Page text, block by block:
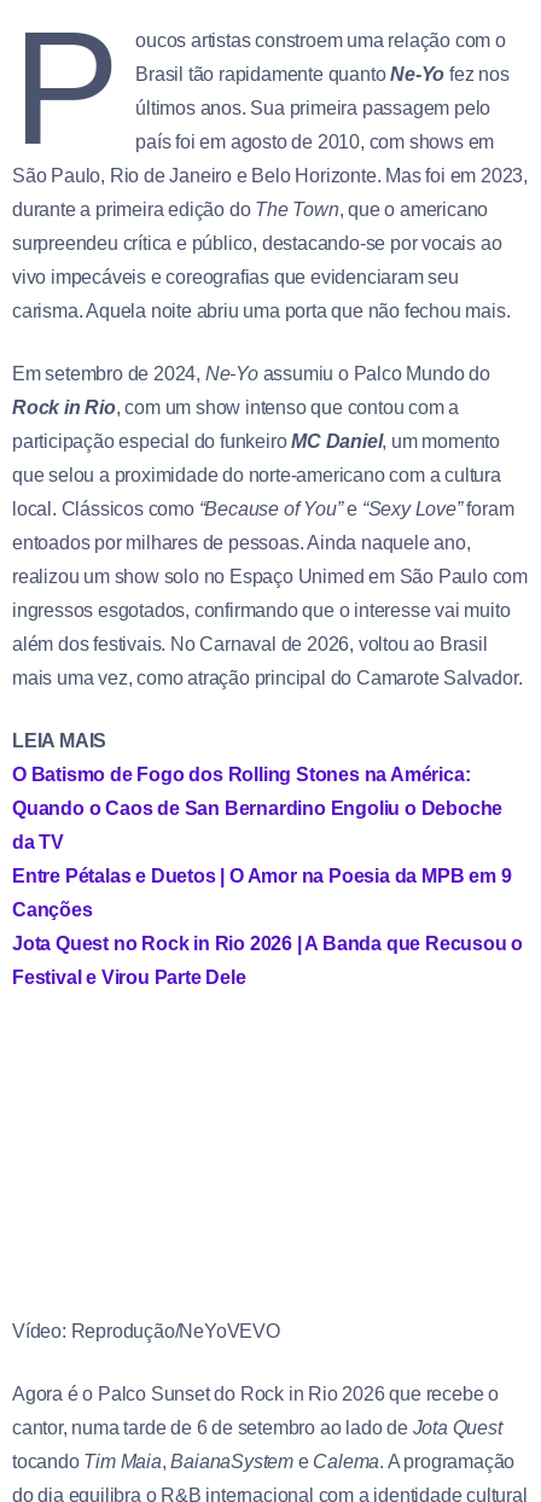
P
oucos artistas constroem uma relação com o
Brasil tão rapidamente quantoNe-Yo fez nos
últimos anos. Sua primeira passagem pelo
país foi em agosto de 2010, com shows em
São Paulo, Rio de Janeiro e Belo Horizonte. Mas foi em 2023,
durante a primeira edição do The Town, que o americano
surpreendeu crítica e público, destacando-se por vocais ao
vivo impecáveis e coreografias que evidenciaram seu
carisma. Aquela noite abriu uma porta que não fechou mais.
Em setembro de 2024, Ne-Yoassumiu o Palco Mundo do
Rock in Rio, com um show intenso que contou com a
participação especial do funkeiroMC Daniel, um momento
que selou a proximidade do norte-americano com a cultura
local. Clássicos como “Because of You”e “Sexy Love”foram
entoados por milhares de pessoas. Ainda naquele ano,
realizou um show solo no Espaço Unimed em São Paulo com
ingressos esgotados, confirmando que o interesse vai muito
além dos festivais. No Carnaval de 2026, voltou ao Brasil
mais uma vez, como atração principal do Camarote Salvador.
LEIA MAIS
O Batismo de Fogo dos Rolling Stones na América:
Quando o Caos de San Bernardino Engoliu o Deboche
da TV
Entre Pétalas e Duetos | O Amor na Poesia da MPB em 9
Canções
Jota Quest no Rock in Rio 2026 | A Banda que Recusou o
Festival e Virou Parte Dele
Vídeo: Reprodução/NeYoVEVO
Agora é o Palco Sunset do Rock in Rio 2026 que recebe o
cantor, numa tarde de 6 de setembro ao lado de Jota Quest
tocando Tim Maia,BaianaSystem e Calema. A programação
do dia equilibra o R&B internacional com a identidade cultural